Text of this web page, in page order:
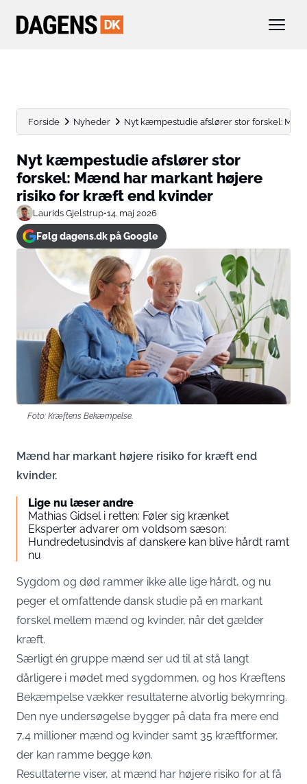
Forside Nyheder Nyt kæmpestudie afslører stor forskel:
Nyt kæmpestudie afslører stor
forskel: Mænd har markant højere
risiko for kræft end kvinder
Laurids Gjelstrup•14. maj 2026
Følg dagens.dk på Google
Foto: Kræftens Bekæmpelse.
Mænd har markant højere risiko for kræft end
kvinder.
Lige nu læser andre
Mathias Gidsel i retten: Føler sig krænket
Eksperter advarer om voldsom sæson:
Hundredetusindvis af danskere kan blive hårdt ramt
nu
Sygdom og død rammer ikke alle lige hårdt, og nu
peger et omfattende dansk studie på en markant
forskel mellem mænd og kvinder, når det gælder
kræft.
Særligt én gruppe mænd ser ud til at stå langt
dårligere i mødet med sygdommen, og hos Kræftens
Bekæmpelse vækker resultaterne alvorlig bekymring.
Den nye undersøgelse bygger på data fra mere end
7,4 millioner mænd og kvinder samt 35 kræftformer,
der kan ramme begge køn.
Resultaterne viser, at mænd har højere risiko for at få